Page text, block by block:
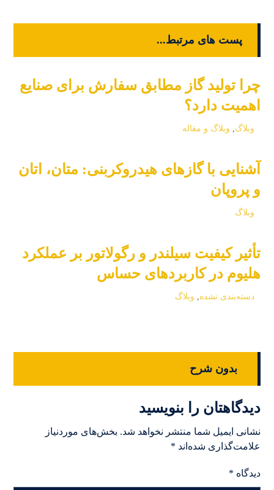
پست های مرتبط...
چرا تولید گاز مطابق سفارش برای صنایع
اهمیت دارد؟
وبلاگ وبلاگ و مقاله
آشنایی با گازهای هیدروکربنی: متان، اتان
و پروپان
وبلاگ
تأثیر کیفیت سیلندر و رگولاتور بر عملکرد
هلیوم در کاربردهای حساس
دسته‌بندی نشده وبلاگ
بدون شرح
دیدگاهتان را بنویسید
نشانی ایمیل شما منتشر نخواهد شد. بخش‌های موردنیاز
علامت‌گذاری شده‌اند *
دیدگاه *